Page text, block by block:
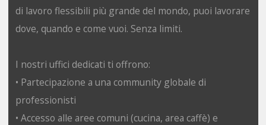
di lavoro flessibili più grande del mondo, puoi lavorare
dove, quando e come vuoi. Senza limiti.
I nostri uffici dedicati ti offrono:
• Partecipazione a una community globale di
professionisti
• Accesso alle aree comuni (cucina, area caffè) e